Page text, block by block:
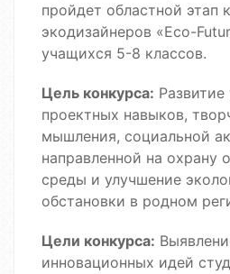
пройдет областной этап
экодизайнеров «Eco-
учащихся 5-8 классов.
Цель конкурса:
проектных навыков,
мышления, социальной
направленной на
среды и улучшение
обстановки в родном
Цели конкурса:
инновационных идей